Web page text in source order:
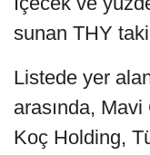
sunan THY
Listede yer
arasında,
Koç Holding,